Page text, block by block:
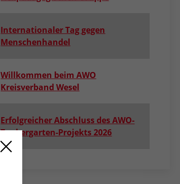
Internationaler Tag gegen
Menschenhandel
Willkommen beim AWO
Kreisverband Wesel
Erfolgreicher Abschluss des AWO-
Zaubergarten-Projekts 2026